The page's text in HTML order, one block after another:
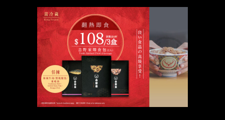
https://yoshinoyahk.page.link/B4tU *開
搶時間：2022年11月30日上午11
時 - 2022年12月2日下午11時59分 *優惠
券有效期: 2022年11月30日-12月13日 *
每個會員帳戶只限換領1張優惠券 *憑任
何消費即可免費享用優惠 圖片只供參
考 | 優惠受條款及細則約束...